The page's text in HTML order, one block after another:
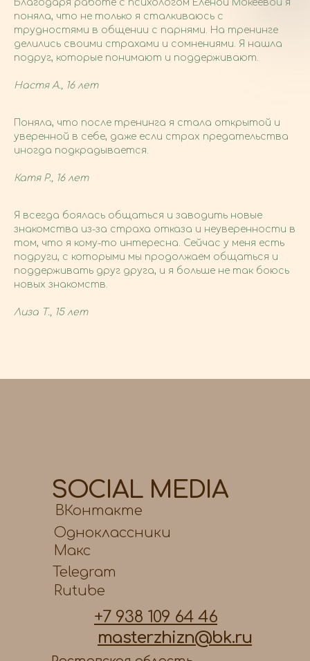
Благодаря работе с психологом Еленой Мокеевой я
поняла, что не только я сталкиваюсь с
трудностями в общении с парнями. На тренинге
делились своими страхами и сомнениями. Я нашла
подруг, которые понимают и поддерживают.
Настя А., 16 лет
Поняла, что после тренинга я стала открытой и
уверенной в себе, даже если страх предательства
иногда подкрадывается.
Катя Р., 16 лет
Я всегда боялась общаться и заводить новые
знакомства из-за страха отказа и неуверенности в
том, что я кому-то интересна. Сейчас у меня есть
подруги, с которыми мы продолжаем общаться и
поддерживать друг друга, и я больше не так боюсь
новых знакомств.
Лиза Т., 15 лет
+7 938 109 64 46
SOCIAL MEDIA
ВКонтакте
Одноклассники
Telegram
Макс
Rutube
masterzhizn@bk.ru